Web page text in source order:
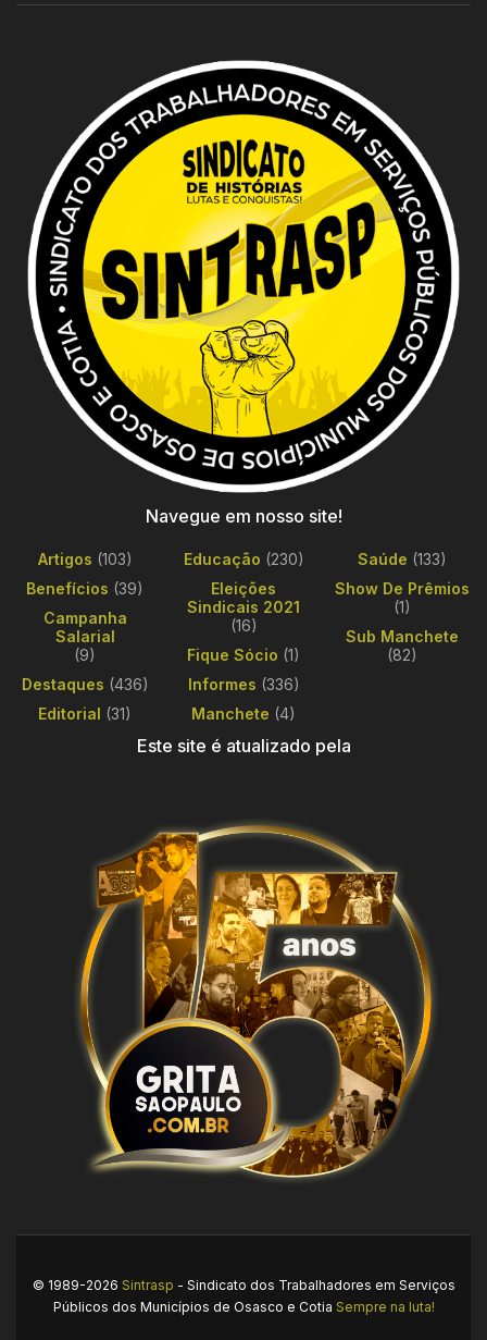
Navegue em nosso site!
Artigos (103)
Benefícios (39)
Campanha
Salarial
(9)
Destaques (436)
Editorial (31)
Educação (230)
Eleições
Sindicais 2021
(16)
Fique Sócio (1)
Informes (336)
Manchete (4)
Saúde (133)
Show De Prêmios
(1)
Sub Manchete
(82)
Este site é atualizado pela
© 1989-2026 Sintrasp - Sindicato dos Trabalhadores em Serviços
Públicos dos Municípios de Osasco e Cotia Sempre na luta!